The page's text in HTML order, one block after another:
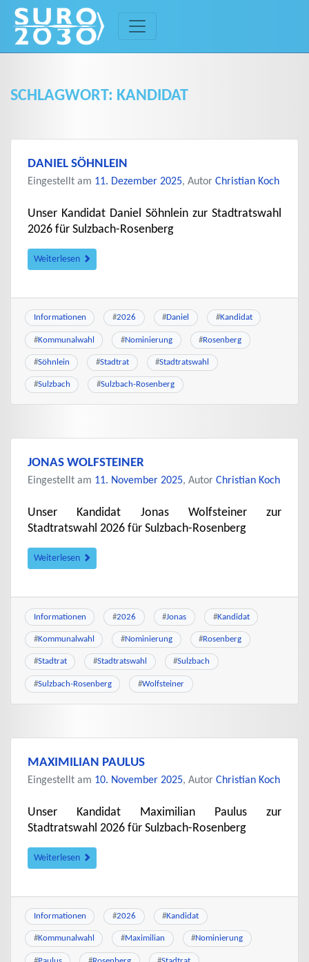
content
SCHLAGWORT: KANDIDAT
DANIEL SÖHNLEIN
Eingestellt am 11. Dezember 2025, Autor Christian Koch
Unser Kandidat Daniel Söhnlein zur Stadtratswahl
2026 für Sulzbach-Rosenberg
Weiterlesen
Informationen #2026 #Daniel #Kandidat
#Kommunalwahl #Nominierung #Rosenberg
#Söhnlein #Stadtrat #Stadtratswahl
#Sulzbach #Sulzbach-Rosenberg
JONAS WOLFSTEINER
Eingestellt am 11. November 2025, Autor Christian Koch
Unser Kandidat Jonas Wolfsteiner zur
Stadtratswahl 2026 für Sulzbach-Rosenberg
Weiterlesen
Informationen #2026 #Jonas #Kandidat
#Kommunalwahl #Nominierung #Rosenberg
#Stadtrat #Stadtratswahl #Sulzbach
#Sulzbach-Rosenberg #Wolfsteiner
MAXIMILIAN PAULUS
Eingestellt am 10. November 2025, Autor Christian Koch
Unser Kandidat Maximilian Paulus zur
Stadtratswahl 2026 für Sulzbach-Rosenberg
Weiterlesen
Informationen #2026 #Kandidat
#Kommunalwahl #Maximilian #Nominierung